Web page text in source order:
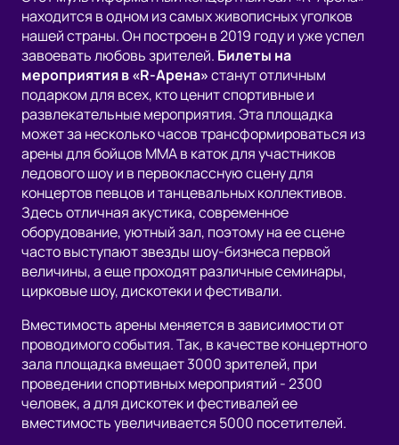
находится в одном из самых живописных уголков
нашей страны. Он построен в 2019 году и уже успел
завоевать любовь зрителей. Билеты на
мероприятия в «R-Арена»станут отличным
подарком для всех, кто ценит спортивные и
развлекательные мероприятия. Эта площадка
может за несколько часов трансформироваться из
арены для бойцов ММА в каток для участников
ледового шоу и в первоклассную сцену для
концертов певцов и танцевальных коллективов.
Здесь отличная акустика, современное
оборудование, уютный зал, поэтому на ее сцене
часто выступают звезды шоу-бизнеса первой
величины, а еще проходят различные семинары,
цирковые шоу, дискотеки и фестивали.
Вместимость арены меняется в зависимости от
проводимого события. Так, в качестве концертного
зала площадка вмещает 3000 зрителей, при
проведении спортивных мероприятий - 2300
человек, а для дискотек и фестивалей ее
вместимость увеличивается 5000 посетителей.